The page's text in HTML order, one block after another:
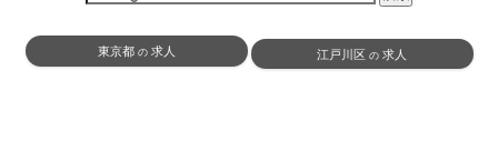
東京都の 求人 江戸川区 の 求人